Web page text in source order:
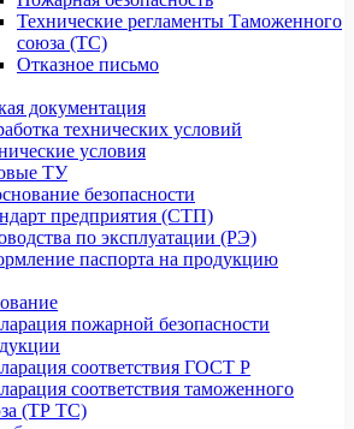
Технические регламенты Таможенного
союза (ТС)
Отказное письмо
документация
технических условий
условия
ТУ
безопасности
предприятия (СТП)
по эксплуатации (РЭ)
паспорта на продукцию
пожарной безопасности
соответствия ГОСТ Р
соответствия таможенного
(ТР ТС)